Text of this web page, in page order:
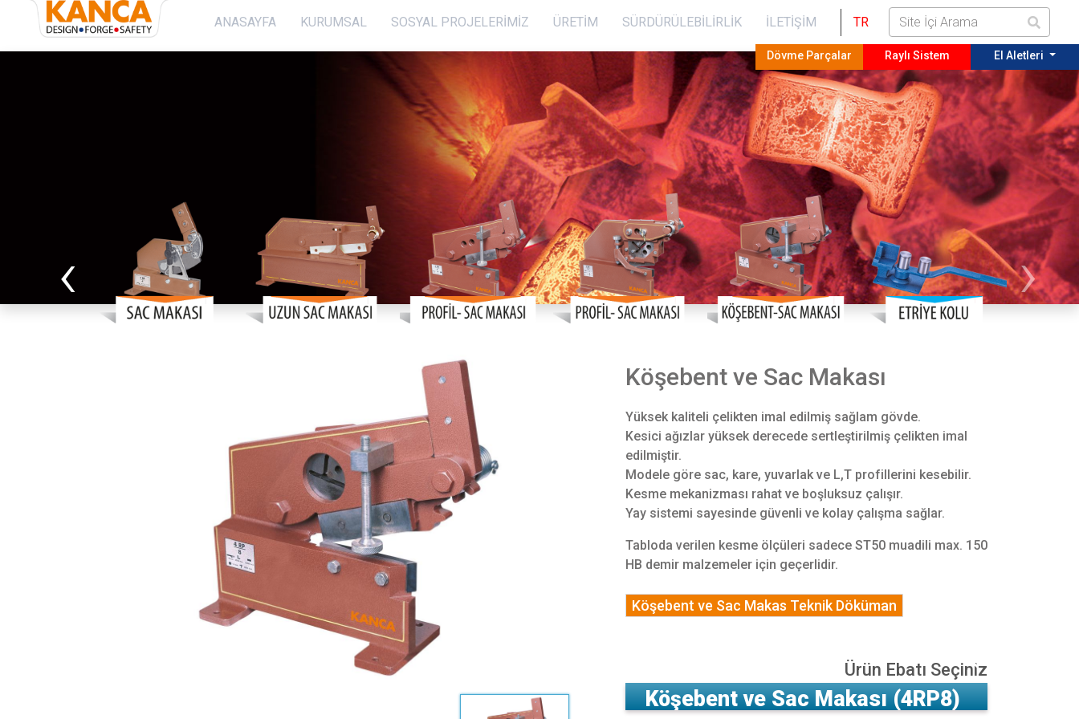
ANASAYFA
KURUMSAL SOSYAL PROJELERİMİZ ÜRETIM SÜRDÜRÜLEBILIRLIK İLETIŞIM TR
Dövme Parçalar Raylı Sistem El Aletleri
‹ ›
Köşebent ve Sac Makası
Yüksek kaliteli çelikten imal edilmiş sağlam gövde.
Kesici ağızlar yüksek derecede sertleştirilmiş çelikten imal
edilmiştir.
Modele göre sac, kare, yuvarlak ve L,T profillerini kesebilir.
Kesme mekanizması rahat ve boşluksuz çalışır.
Yay sistemi sayesinde güvenli ve kolay çalışma sağlar.
Tabloda verilen kesme ölçüleri sadece ST50 muadili max. 150
HB demir malzemeler için geçerlidir.
Köşebent ve Sac Makas Teknik Döküman
Ürün Ebatı Seçiniz